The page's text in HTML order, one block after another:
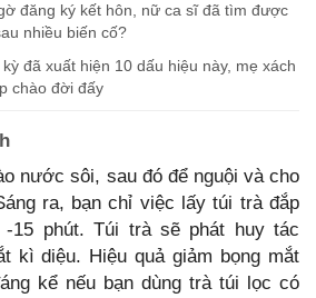
đăng ký kết hôn, nữ ca sĩ đã tìm được
nhiều biến cố?
đã xuất hiện 10 dấu hiệu này, mẹ xách
chào đời đấy
nước sôi, sau đó để nguội và cho
ra, bạn chỉ việc lấy túi trà đắp
-15 phút. Túi trà sẽ phát huy tác
kì diệu. Hiệu quả giảm bọng mắt
kể nếu bạn dùng trà túi lọc có